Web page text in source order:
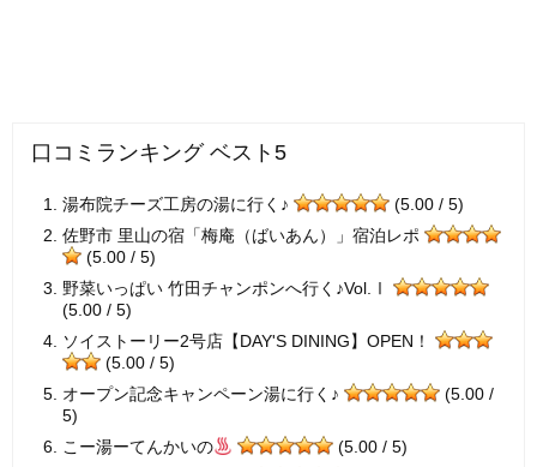
口コミランキング ベスト5
湯布院チーズ工房の湯に行く♪
(5.00 / 5)
佐野市 里山の宿「梅庵（ばいあん）」宿泊レポ
(5.00 / 5)
野菜いっぱい 竹田チャンポンへ行く♪Vol.Ⅰ
(5.00 / 5)
ソイストーリー2号店【DAY'S DINING】OPEN！
(5.00 / 5)
オープン記念キャンペーン湯に行く♪
(5.00 /
5)
こー湯ーてんかいの
(5.00 / 5)